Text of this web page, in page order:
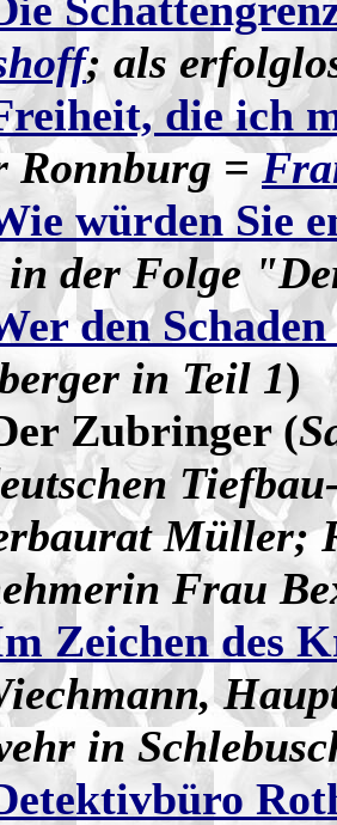
; als
die ich
Ronnburg =
würden Sie
der Folge
den
in Teil 1)
Zubringer (
Müller;
Frau
Zeichen des
in